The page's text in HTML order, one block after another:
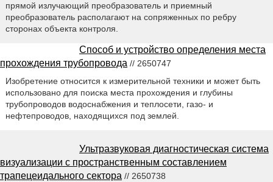
прямой излучающий преобразователь и приемный
преобразователь располагают на сопряженных по ребру
сторонах объекта контроля.
Способ и устройство определения места
прохождения трубопровода // 2650747
Изобретение относится к измерительной техники и может быть
использовано для поиска места прохождения и глубины
трубопроводов водоснабжения и теплосети, газо- и
нефтепроводов, находящихся под землей.
Ультразвуковая диагностическая система
визуализации с пространственным составлением
трапецеидального сектора // 2650738